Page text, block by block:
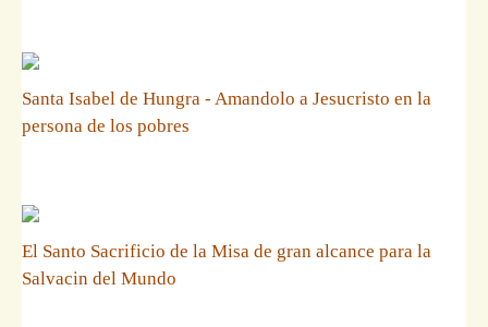
Santa Isabel de Hungra - Amandolo a Jesucristo en la
persona de los pobres
El Santo Sacrificio de la Misa de gran alcance para la
Salvacin del Mundo